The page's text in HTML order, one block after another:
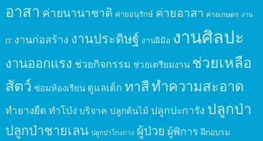
อาสา ค่ายนานาชาติ ค่ายอนุรักษ์ ค่ายอาสา ค่ายเกษตร งาน
IT งานก่อสร้าง งานประดิษฐ์ งานฝีมือ งานศิลปะ
งานออกแรง ช่วยกิจกรรม ช่วยเตรียมงาน ช่วยเหลือ
สัตว์ ซ่อมห้องเรียน ดูแลเด็ก ทาสีทำความสะอาด
ทำยางยืด ทำโป่ง บริจาค ปลูกต้นไม้ ปลูกปะการัง ปลูกป่า
ปลูกป่าชายเลน ปลูกป่าโกงกาง ผู้ป่วย ผู้พิการ ฝึกอบรม